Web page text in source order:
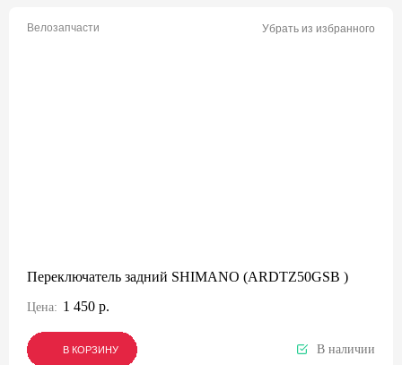
Велозапчасти Убрать из избранного
Переключатель задний SHIMANO (ARDTZ50GSВ )
Цена: 1 450 р.
В КОРЗИНУ
В КОРЗИНУ
В КОРЗИНУ В наличии